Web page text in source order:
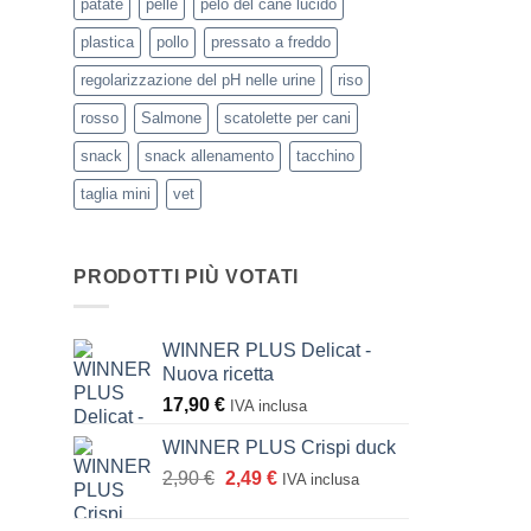
patate pelle pelo del cane lucido
plastica pollo pressato a freddo
regolarizzazione del pH nelle urine riso
rosso Salmone scatolette per cani
snack snack allenamento tacchino
taglia mini vet
PRODOTTI PIÙ VOTATI
WINNER PLUS Delicat -
Nuova ricetta
17,90 € IVA inclusa
WINNER PLUS Crispi duck
2,90€ Il
2,49 €IlIVA inclusa